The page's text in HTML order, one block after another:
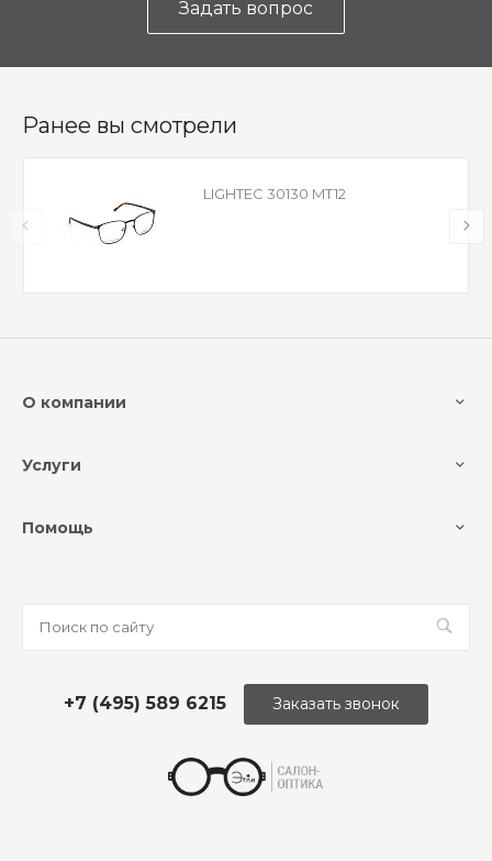
Задать вопрос
Ранее вы смотрели
LIGHTEC 30130 MT12
О компании
Услуги
Помощь
+7 (495) 589 6215 Заказать звонок